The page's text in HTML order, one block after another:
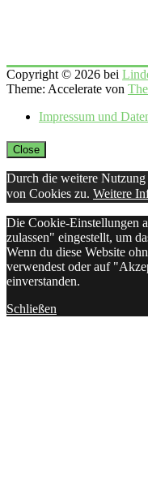
Copyright © 2026 bei
Theme: Accelerate von
Impressum und
Close
Durch die weitere
von Cookies zu. Weitere
Die Cookie-Einstellungen
zulassen" eingestellt, um
Wenn du diese Website
verwendest oder auf
einverstanden.
Schließen